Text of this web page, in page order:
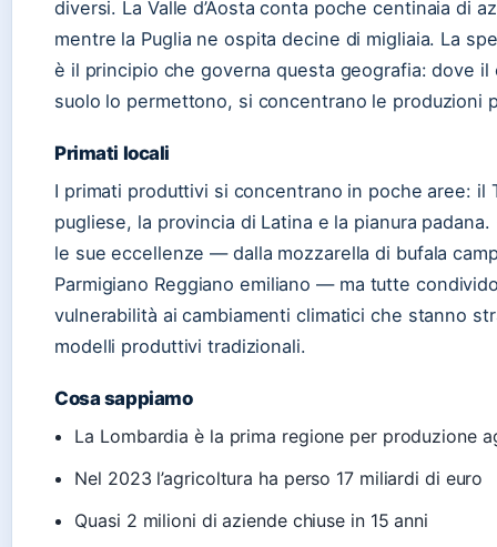
diversi. La Valle d’Aosta conta poche centinaia di
mentre la Puglia ne ospita decine di migliaia. La
è il principio che governa questa geografia: dove il
suolo lo permettono, si concentrano le produzioni
Primati locali
I primati produttivi si concentrano in poche aree: il
pugliese, la provincia di Latina e la pianura padana.
le sue eccellenze — dalla mozzarella di bufala
Parmigiano Reggiano emiliano — ma tutte
vulnerabilità ai cambiamenti climatici che stanno
modelli produttivi tradizionali.
Cosa sappiamo
La Lombardia è la prima regione per produzione
Nel 2023 l’agricoltura ha perso 17 miliardi di euro
Quasi 2 milioni di aziende chiuse in 15 anni